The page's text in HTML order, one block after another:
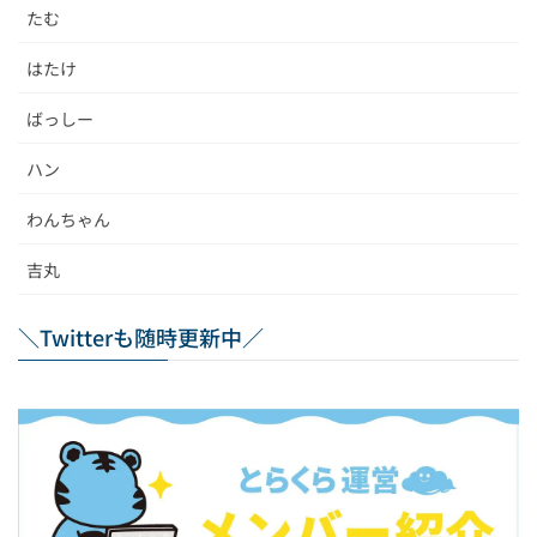
たむ
はたけ
ばっしー
ハン
わんちゃん
吉丸
＼Twitterも随時更新中／